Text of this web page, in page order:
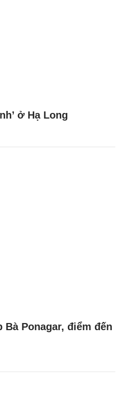
ở Hạ Long
Ponagar, điểm đến